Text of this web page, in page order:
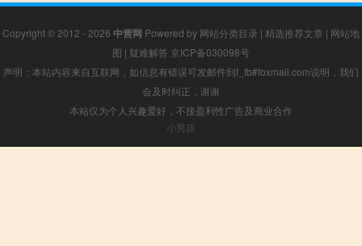
Copyright © 2012 - 2026 中营网 Powered by 网站分类目录 | 精选推荐文章 | 网站地
图 | 疑难解答 京ICP备030098号
声明：本站内容来自互联网，如信息有错误可发邮件到f_fb#foxmail.com说明，我们
会及时纠正，谢谢
本站仅为个人兴趣爱好，不接盈利性广告及商业合作
小男孩